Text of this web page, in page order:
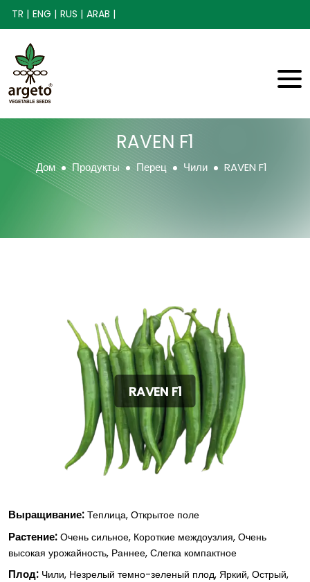
TR | ENG | RUS | ARAB |
RAVEN F1
Дом Продукты Перец Чили RAVEN F1
RAVEN F1
Выращивание: Теплица, Открытое поле
Растение: Очень сильное, Короткие междоузлия, Очень
высокая урожайность, Раннее, Слегка компактное
Плод: Чили, Незрелый темно-зеленый плод, Яркий, Острый,